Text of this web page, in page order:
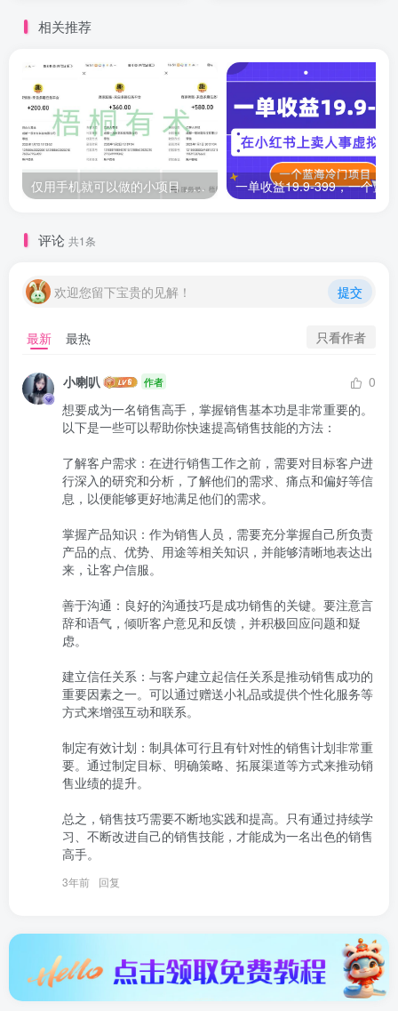
相关推荐
仅用手机就可以做的小项目，当天就能见钱，每天100-300
评论 共1条
欢迎您留下宝贵的见解！ 提交
最新 最热 只看作者
小喇叭 作者
0
想要成为一名销售高手，掌握销售基本功是非常重要的。
以下是一些可以帮助你快速提高销售技能的方法：
了解客户需求：在进行销售工作之前，需要对目标客户进
行深入的研究和分析，了解他们的需求、痛点和偏好等信
息，以便能够更好地满足他们的需求。
掌握产品知识：作为销售人员，需要充分掌握自己所负责
产品的点、优势、用途等相关知识，并能够清晰地表达出
来，让客户信服。
善于沟通：良好的沟通技巧是成功销售的关键。要注意言
辞和语气，倾听客户意见和反馈，并积极回应问题和疑
虑。
建立信任关系：与客户建立起信任关系是推动销售成功的
重要因素之一。可以通过赠送小礼品或提供个性化服务等
方式来增强互动和联系。
制定有效计划：制具体可行且有针对性的销售计划非常重
要。通过制定目标、明确策略、拓展渠道等方式来推动销
售业绩的提升。
总之，销售技巧需要不断地实践和提高。只有通过持续学
习、不断改进自己的销售技能，才能成为一名出色的销售
高手。
3年前 回复